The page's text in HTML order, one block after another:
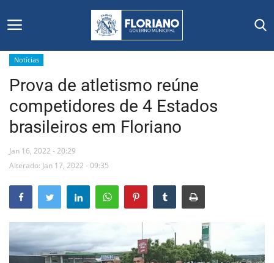
Início
Editais
Floriano
Mural de Licitações
Notícias
Notícias
Prova de atletismo reúne
competidores de 4 Estados
brasileiros em Floriano
Jan 16, 2022 - 20:29
Alterado: Jan 17, 2022 - 09:35